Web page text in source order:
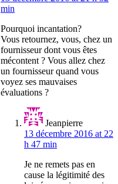
min
Pourquoi incantation?
Vous retournez, vous, chez un
fournisseur dont vous êtes
mécontent ? Vous allez chez
un fournisseur quand vous
voyez ses mauvaises
évaluations ?
Jeanpierre
13 décembre 2016 at 22
h 47 min
Je ne remets pas en
cause la légitimité des